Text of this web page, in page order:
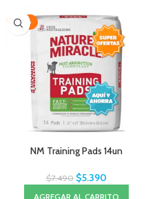
-28%
NM Training Pads 14un
$7.490 $5.390
AGREGAR AL CARRITO